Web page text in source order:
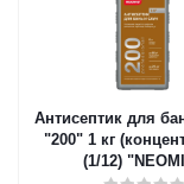
Антисептик для
"200" 1 кг
(1/12)